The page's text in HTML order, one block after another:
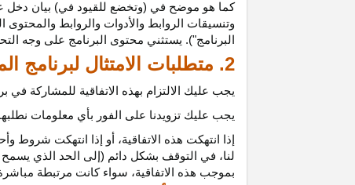
كما هو موضح في (وتخضع للقيود في) بيان دخل
وتنسيقات الروابط والأدوات والروابط
البرنامج"). يستثني محتوى البرنامج على وجه
2. متطلبات الامتثال لبرنامج المشاركين
يجب عليك الالتزام بهذه الاتفاقية للمشاركة
يجب عليك تزويدنا على الفور بأي معلومات
إذا انتهكت هذه
الاتفاقية، أو إذا انتهكت شروط
لنا، في التوقف بشكل دائم (إلى الحد الذي
بموجب هذه
الاتفاقية، سواء كانت مرتبطة مباشرة